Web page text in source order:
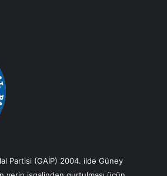
Partisi (GAİP) 2004. ildə Güney